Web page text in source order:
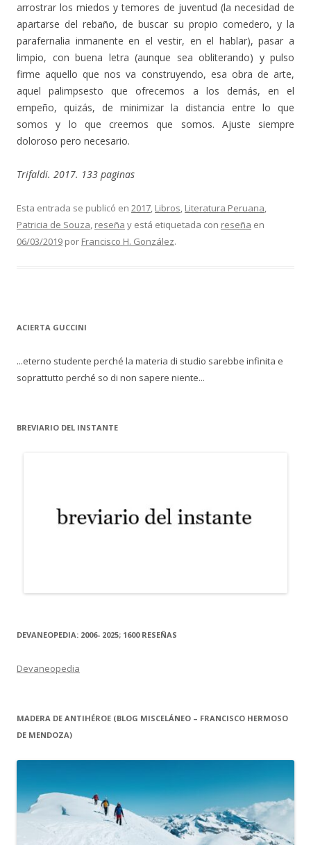
arrostrar los miedos y temores de juventud (la necesidad de
apartarse del rebaño, de buscar su propio comedero, y la
parafernalia inmanente en el vestir, en el hablar), pasar a
limpio, con buena letra (aunque sea obliterando) y pulso
firme aquello que nos va construyendo, esa obra de arte,
aquel palimpsesto que ofrecemos a los demás, en el
empeño, quizás, de minimizar la distancia entre lo que
somos y lo que creemos que somos. Ajuste siempre
doloroso pero necesario.
Trifaldi. 2017. 133 paginas
Esta entrada se publicó en 2017, Libros, Literatura Peruana,
Patricia de Souza, reseña y está etiquetada con reseña en
06/03/2019 por Francisco H. González.
ACIERTA GUCCINI
...eterno studente perché la materia di studio sarebbe infinita e
soprattutto perché so di non sapere niente...
BREVIARIO DEL INSTANTE
DEVANEOPEDIA: 2006- 2025; 1600 RESEÑAS
Devaneopedia
MADERA DE ANTIHÉROE (BLOG MISCELÁNEO – FRANCISCO HERMOSO
DE MENDOZA)